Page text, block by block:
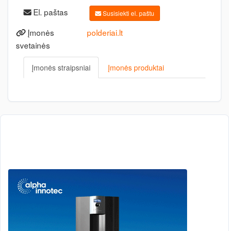
El. paštas
Susisiekti el. paštu
Įmonės
svetainės
polderiai.lt
Įmonės straipsniai Įmonės produktai